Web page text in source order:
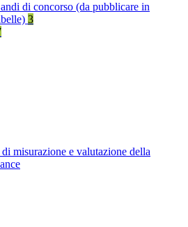
di concorso (da pubblicare in
3
di misurazione e valutazione della